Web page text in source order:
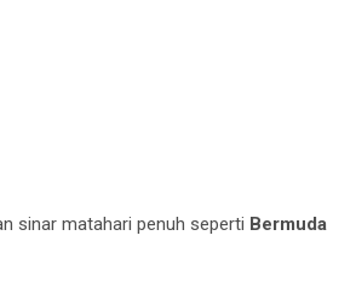
sinar matahari penuh seperti Bermuda